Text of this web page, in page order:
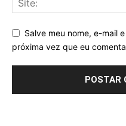
Salve meu nome, e-mail
próxima vez que eu